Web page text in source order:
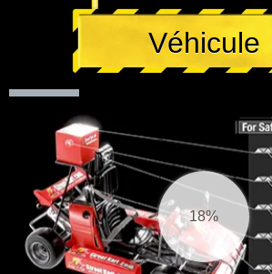
Véhicule
19%